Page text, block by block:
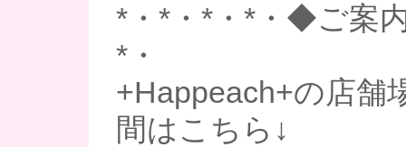
*・*・*・*・◆ご案
*・
+Happeach+の店舗
間はこちら↓